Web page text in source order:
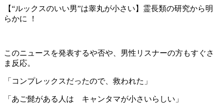
【“ルックスのいい男”は睾丸が小さい】霊長類の研究から明
らかに ！
このニュースを発表するや否や、男性リスナーの方もすぐさ
ま反応。
「コンプレックスだったので、救われた」
「あご髭がある人は キャンタマが小さいらしい」